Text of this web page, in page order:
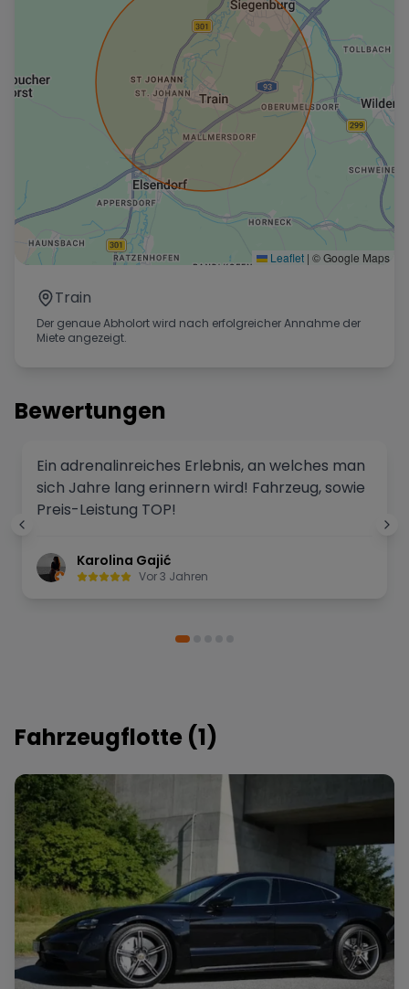
Leaflet | © Google Maps
Train
Der genaue Abholort wird nach erfolgreicher Annahme der
Miete angezeigt.
Bewertungen
Ein adrenalinreiches Erlebnis, an welches man
sich Jahre lang erinnern wird! Fahrzeug, sowie
Preis-Leistung TOP!
Karolina Gajić
Vor 3 Jahren
Fahrzeugflotte (1)